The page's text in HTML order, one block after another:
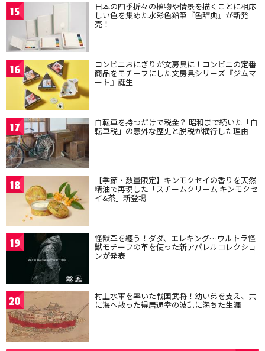
15 日本の四季折々の植物や情景を描くことに相応
しい色を集めた水彩色鉛筆『色辞典』が新発
売！
16 コンビニおにぎりが文房具に！コンビニの定番
商品をモチーフにした文房具シリーズ『ジムマ
ート』誕生
17 自転車を持つだけで税金？ 昭和まで続いた「自
転車税」の意外な歴史と脱税が横行した理由
18 【季節・数量限定】キンモクセイの香りを天然
精油で再現した「スチームクリーム キンモクセ
イ&茶」新登場
19 怪獣革を纏う！ダダ、エレキング…ウルトラ怪
獣モチーフの革を使った新アパレルコレクショ
ンが発表
20 村上水軍を率いた戦国武将！幼い弟を支え、共
に海へ散った得居通幸の波乱に満ちた生涯